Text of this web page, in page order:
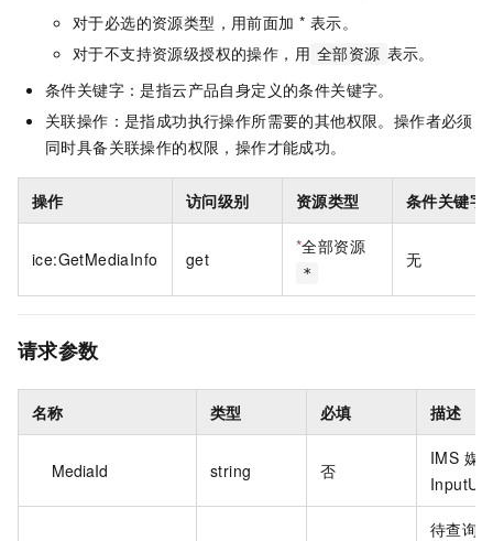
对于必选的资源类型，用前面加 * 表示。
对于不支持资源级授权的操作，用 全部资源 表示。
条件关键字：是指云产品自身定义的条件关键字。
关联操作：是指成功执行操作所需要的其他权限。操作者必须
同时具备关联操作的权限，操作才能成功。
操作 访问级别 资源类型 条件关键字
ice:GetMediaInfo get
*全部资源
*
无
请求参数
名称 类型 必填 描述
MediaId string 否
IMS 媒
待查询